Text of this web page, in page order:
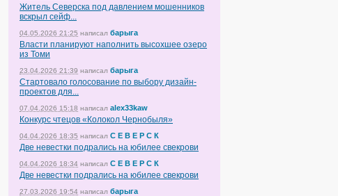
Житель Северска под давлением мошенников
вскрыл сейф...
04.05.2026 21:25 написал барыга
Власти планируют наполнить высохшее озеро
из Томи
23.04.2026 21:39 написал барыга
Стартовало голосование по выбору дизайн-
проектов для...
07.04.2026 15:18 написал alex33kaw
Конкурс чтецов «Колокол Чернобыля»
04.04.2026 18:35 написал С Е В Е Р С К
Две невестки подрались на юбилее свекрови
04.04.2026 18:34 написал С Е В Е Р С К
Две невестки подрались на юбилее свекрови
27.03.2026 19:54 написал барыга